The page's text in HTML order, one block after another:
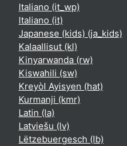
Italiano ‎(it_wp)‎
Italiano ‎(it)‎
Japanese (kids) ‎(ja_kids)‎
Kalaallisut ‎(kl)‎
Kinyarwanda ‎(rw)‎
Kiswahili ‎(sw)‎
Kreyòl Ayisyen ‎(hat)‎
Kurmanji ‎(kmr)‎
Latin ‎(la)‎
Latviešu ‎(lv)‎
Lëtzebuergesch ‎(lb)‎